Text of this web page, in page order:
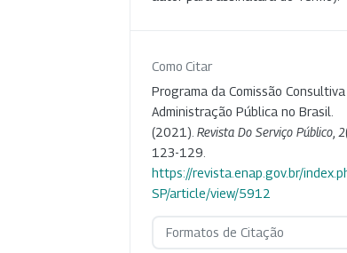
Como Citar
Programa da Comissão
Administração Pública no Brasil.
(2021). Revista Do Serviço Público 2
123-129.
https://revista.enap.gov.br/
SP/article/view/5912
Formatos de Citação